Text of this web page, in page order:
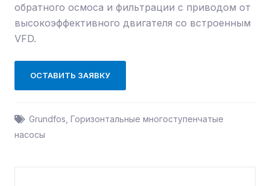
обратного осмоса и фильтрации с приводом от
высокоэффективного двигателя со встроенным
VFD.
ОСТАВИТЬ ЗАЯВКУ
Grundfos Горизонтальные многоступенчатые
насосы